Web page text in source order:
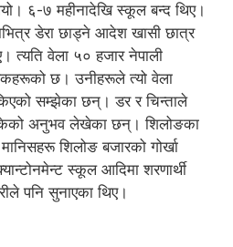
६-७ महीनादेखि स्कूल बन्द थिए।
डेरा छाड्ने आदेश खासी छात्र
त्यति वेला ५० हजार नेपाली
छ। उनीहरूले त्यो वेला
सम्झेका छन्। डर र चिन्ताले
अनुभव लेखेका छन्। शिलोङका
शिलोङ बजारको गोर्खा
स्कूल आदिमा शरणार्थी
पनि सुनाएका थिए।